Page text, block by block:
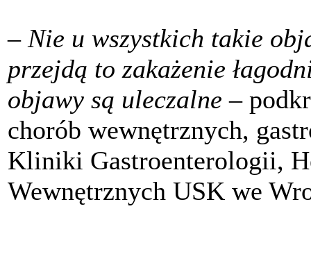
– Nie u wszystkich takie
przejdą to zakażenie
objawy są uleczalne–
chorób wewnętrznych,
Kliniki Gastroenterologii,
Wewnętrznych USK we